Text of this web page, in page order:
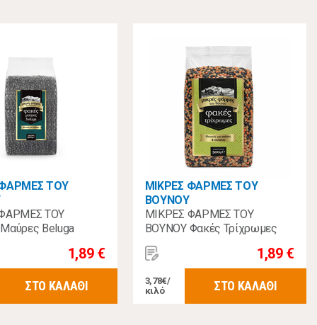
ΤΟΥ
ΤΟΥ
Beluga
1,89 €
ΣΤΟ ΚΑΛΑΘΙ
ΜΙΚΡΕΣ ΦΑΡΜΕΣ ΤΟΥ
ΒΟΥΝΟΥ
ΜΙΚΡΕΣ ΦΑΡΜΕΣ ΤΟΥ
ΒΟΥΝΟΥ Φακές Τρίχρωμες
500γρ
1,89 €
3,78€/
κιλό
ΣΤΟ ΚΑΛΑΘΙ